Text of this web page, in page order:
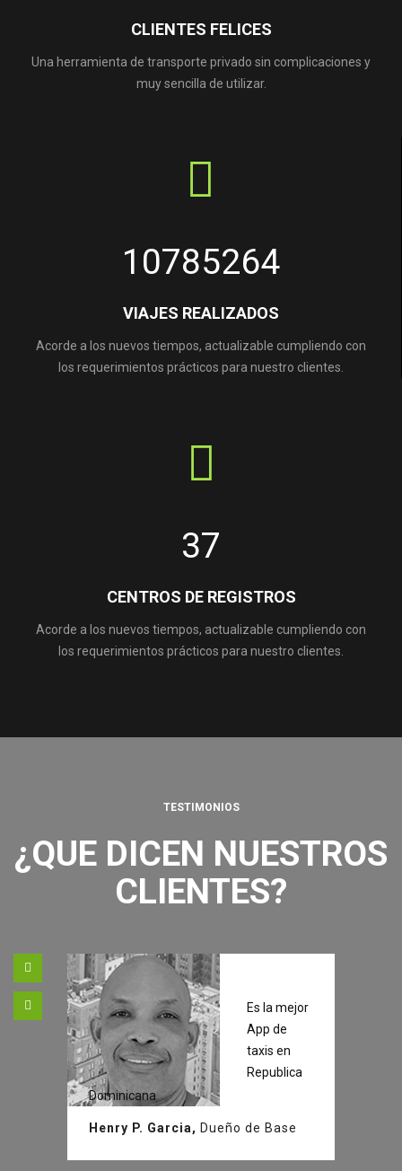
CLIENTES FELICES
Una herramienta de transporte privado sin complicaciones y
muy sencilla de utilizar.
10785264
VIAJES REALIZADOS
Acorde a los nuevos tiempos, actualizable cumpliendo con
los requerimientos prácticos para nuestro clientes.
37
CENTROS DE REGISTROS
Acorde a los nuevos tiempos, actualizable cumpliendo con
los requerimientos prácticos para nuestro clientes.
TESTIMONIOS
¿QUE DICEN NUESTROS
CLIENTES?
Es la mejor
App de
taxis en
Republica
Dominicana
Henry P. Garcia, Dueño de Base